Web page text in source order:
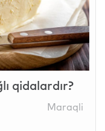
qidalardır?
Maraqli